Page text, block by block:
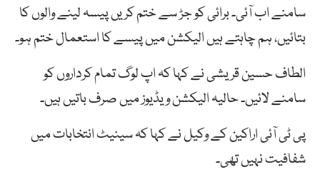
سامنے اب آئی۔ برائی کو جڑ سے ختم کریں پیسہ لینے والوں کا
بتائیں، ہم چاہتے ہیں الیکشن میں پیسے کا استعمال ختم ہو۔
الطاف حسین قریشی نے کہا کہ اپ لوگ تمام کرداروں کو
سامنے لائیں۔ حالیہ الیکشن ویڈیوز میں صرف باتیں ہیں۔
پی ٹی آئی اراکین کے وکیل نے کہا کہ سینیٹ انتخابات میں
شفافیت نہیں تھی۔